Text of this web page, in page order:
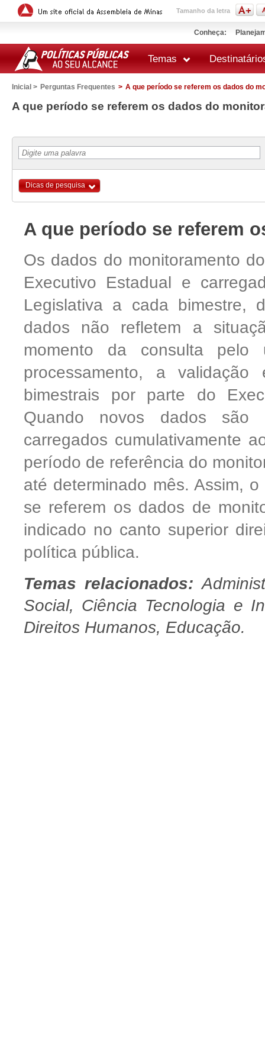
Tamanho da letra
Conheça:
Temas
Inicial > Perguntas Frequentes > A que período se referem os dados do
A que período se referem os dados do
impressão
Dicas de pesquisa
A que período se referem
Os dados do monitoramento
Executivo Estadual e
Legislativa a cada bimestre,
dados não refletem a
momento da consulta
processamento, a
bimestrais por parte do
Quando novos dados são
carregados cumulativamente
período de referência do
até determinado mês. Assim,
se referem os dados de
indicado no canto superior
política pública.
Temas relacionados:
Social, Ciência Tecnologia e
Direitos Humanos, Educação.